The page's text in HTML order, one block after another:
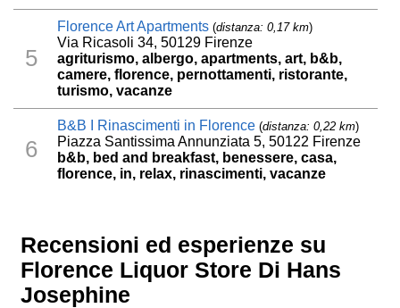
5
Florence Art Apartments (distanza: 0,17 km)
Via Ricasoli 34, 50129 Firenze
agriturismo, albergo, apartments, art, b&b,
camere, florence, pernottamenti, ristorante,
turismo, vacanze
6
B&B I Rinascimenti in Florence (distanza: 0,22 km)
Piazza Santissima Annunziata 5, 50122 Firenze
b&b, bed and breakfast, benessere, casa,
florence, in, relax, rinascimenti, vacanze
Recensioni ed esperienze su
Florence Liquor Store Di Hans
Josephine